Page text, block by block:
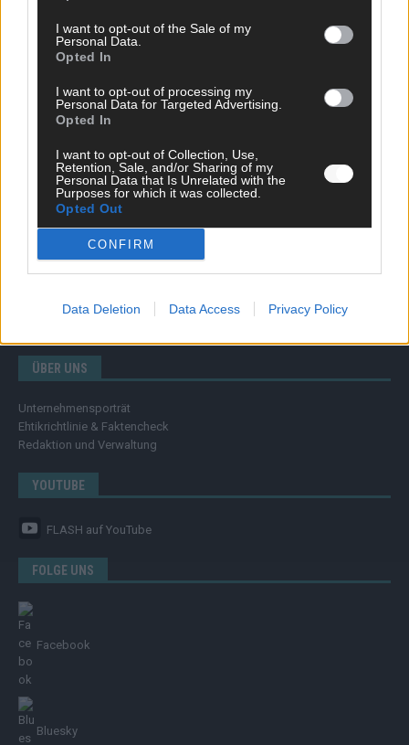
I want to opt-out of the Sale of my
Personal Data.
Opted In
I want to opt-out of processing my
Personal Data for Targeted Advertising.
Opted In
I want to opt-out of Collection, Use,
Retention, Sale, and/or Sharing of my
Personal Data that Is Unrelated with the
Purposes for which it was collected.
Opted Out
CONFIRM
Data Deletion Data Access Privacy Policy
SCHNELL ZUM RESSORT
Nachrichten
Ratgeber
Wissen
Kommentar
Streams & Storys
ÜBER UNS
Unternehmensporträt
Ehtikrichtlinie & Faktencheck
Redaktion und Verwaltung
YOUTUBE
FLASH auf YouTube
FOLGE UNS
Facebook
Bluesky